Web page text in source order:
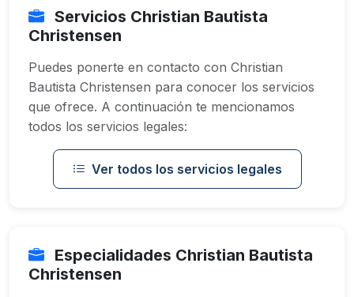
Servicios Christian Bautista
Christensen
Puedes ponerte en contacto con Christian
Bautista Christensen para conocer los servicios
que ofrece. A continuación te mencionamos
todos los servicios legales:
Ver todos los servicios legales
Especialidades Christian Bautista
Christensen